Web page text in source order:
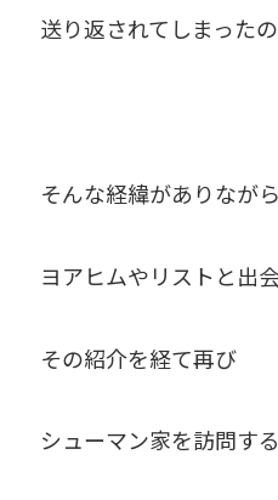
送り返されてしまったの
そんな経緯がありながら
ヨアヒムやリストと出会
その紹介を経て再び
シューマン家を訪問す